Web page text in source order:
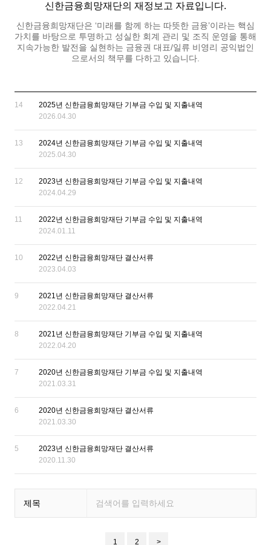
신한금융희망재단의 재정보고 자료입니다.
신한금융희망재단은 ‘미래를 함께 하는 따뜻한 금융’이라는 핵심
가치를 바탕으로 투명하고 성실한 회계 관리 및 조직 운영을 통해
지속가능한 발전을 실현하는 금융권 대표/일류 비영리 공익법인
으로서의 책무를 다하고 있습니다.
14
2025년 신한금융희망재단 기부금 수입 및 지출내역
2026.04.30
13
2024년 신한금융희망재단 기부금 수입 및 지출내역
2025.04.30
12
2023년 신한금융희망재단 기부금 수입 및 지출내역
2024.04.29
11
2022년 신한금융희망재단 기부금 수입 및 지출내역
2024.01.11
10
2022년 신한금융희망재단 결산서류
2023.04.03
9
2021년 신한금융희망재단 결산서류
2022.04.21
8
2021년 신한금융희망재단 기부금 수입 및 지출내역
2022.04.20
7
2020년 신한금융희망재단 기부금 수입 및 지출내역
2021.03.31
6
2020년 신한금융희망재단 결산서류
2021.03.30
5
2023년 신한금융희망재단 결산서류
2020.11.30
제목
1 2 >